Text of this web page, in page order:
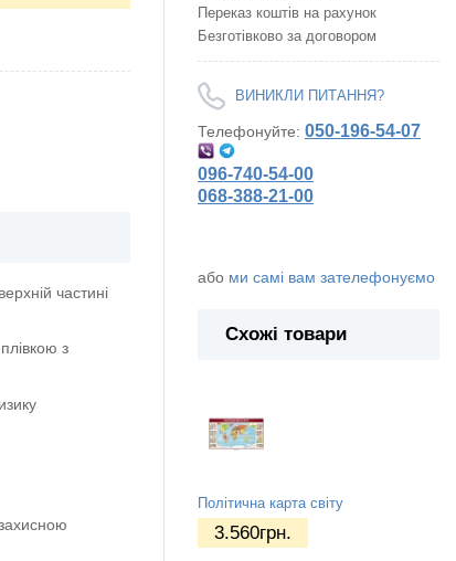
частині
з
Переказ коштів на рахунок
Безготівково за договором
ВИНИКЛИ ПИТАННЯ?
Телефонуйте: 050-196-54-07
096-740-54-00
068-388-21-00
або ми самі вам зателефонуємо
Схожі товари
Політична карта світу
3.560грн.